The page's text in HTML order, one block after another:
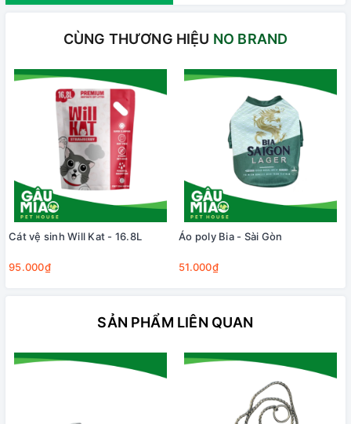
CÙNG THƯƠNG HIỆU NO BRAND
Cát vệ sinh Will Kat - 16.8L
95.000₫
Áo poly Bia - Sài Gòn
51.000₫
SẢN PHẨM LIÊN QUAN